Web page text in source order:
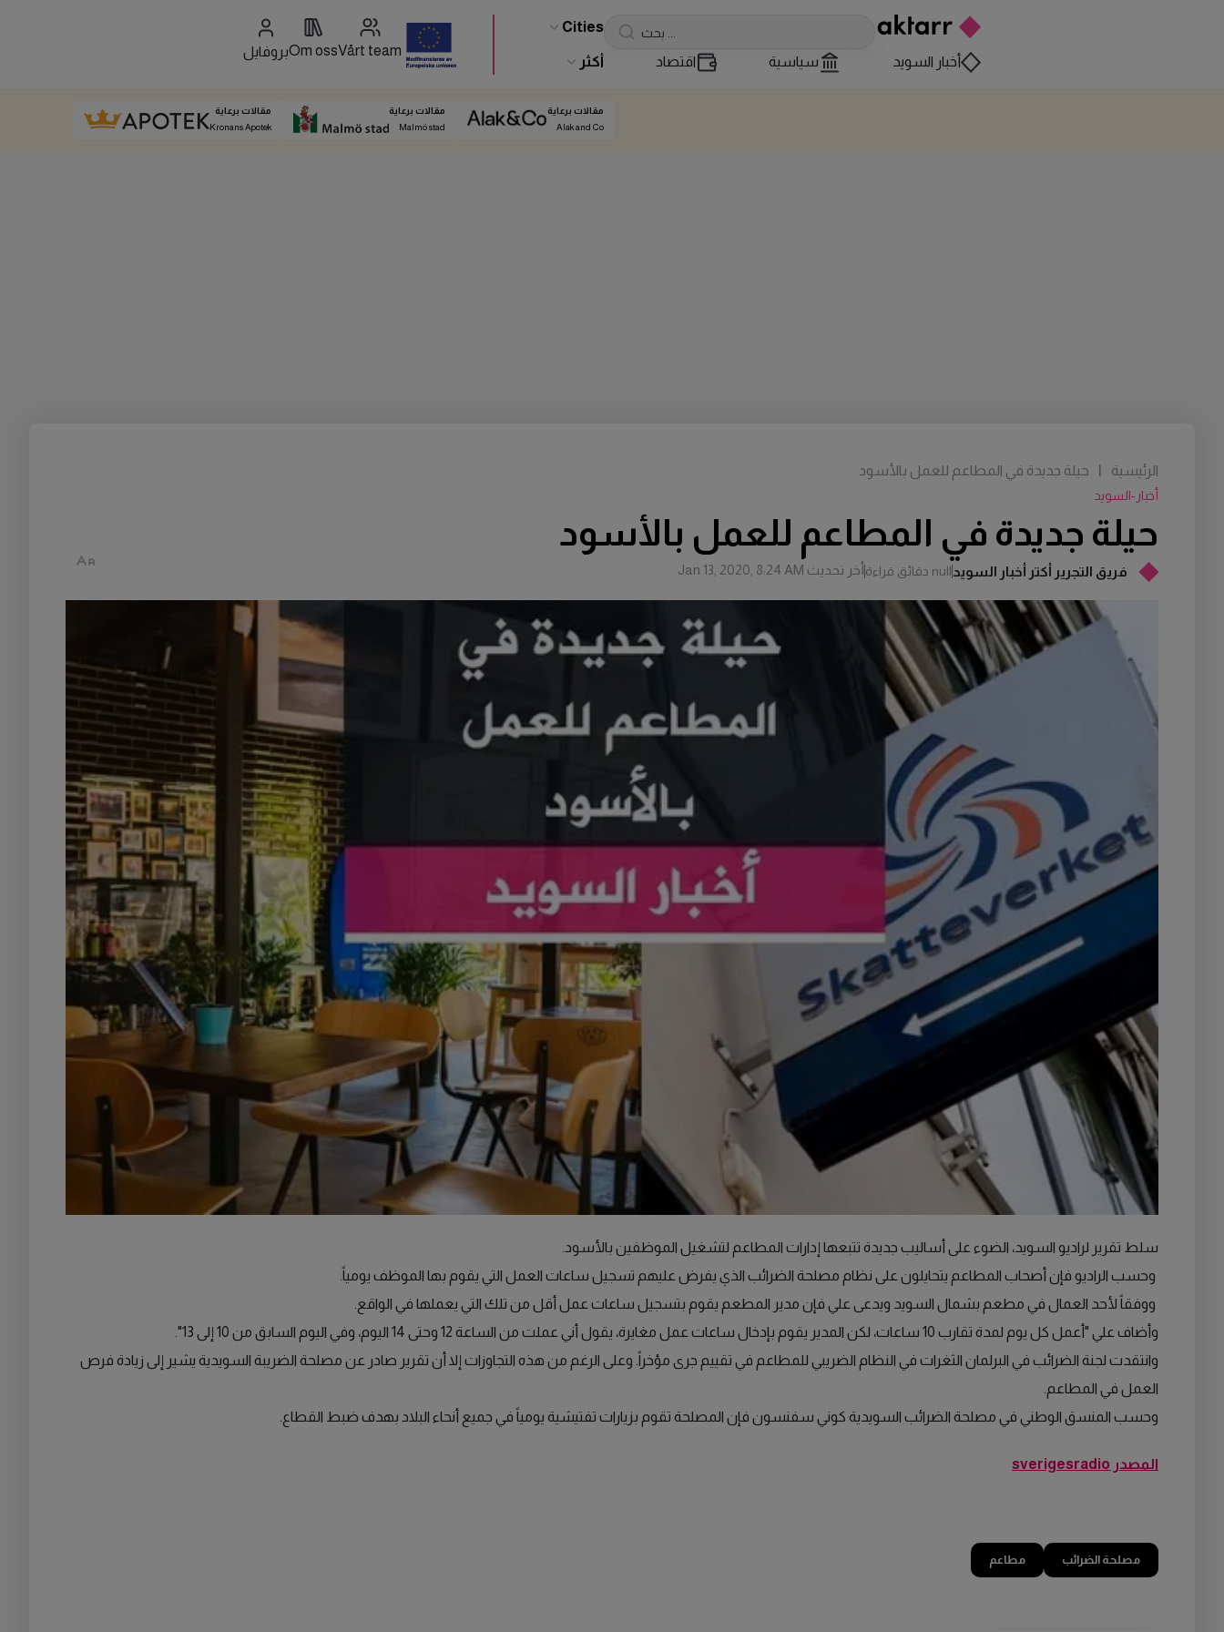
Cities
أخبار السويد سياسية اقتصاد أكثر
Vårt team
Om ossبروفايل
مقالات برعاية
Alak and Co
مقالات برعاية
Malmö stad
مقالات برعاية
Kronans Apotek
فريق التجرير أكتر أخبار السويدnull دقائق قراءة أخر تحديث Jan 13, 2020, 8:24 AM
حيلة جديدة في المطاعم للعمل بالأسود
أخبار-السويد
الرئيسية حيلة جديدة في المطاعم للعمل بالأسود
سلط تقرير لراديو السويد، الضوء على أساليب جديدة تتبعها إدارات المطاعم لتشغيل الموظفين بالأسود.
وحسب الراديو فإن أصحاب المطاعم يتحايلون على نظام مصلحة الضرائب الذي يفرض عليهم تسجيل ساعات العمل التي يقوم بها الموظف يومياً.
ووفقاً لأحد العمال في مطعم بشمال السويد ويدعى علي فإن مدير المطعم يقوم بتسجيل ساعات عمل أقل من تلك التي يعملها في الواقع.
وأضاف علي "أعمل كل يوم لمدة تقارب 10 ساعات، لكن المدير يقوم بإدخال ساعات عمل مغايرة، يقول أني عملت من الساعة 12 وحتى 14 اليوم، وفي اليوم السابق من 10 إلى 13".
وانتقدت لجنة الضرائب في البرلمان الثغرات في النظام الضريبي للمطاعم في تقييم جرى مؤخراً. وعلى الرغم من هذه التجاوزات إلا أن تقرير صادر عن مصلحة الضريبة السويدية يشير إلى زيادة فرص
العمل في المطاعم.
وحسب المنسق الوطني في مصلحة الضرائب السويدية كوني سفنسون فإن المصلحة تقوم بزيارات تفتيشية يومياً في جميع أنحاء البلاد بهدف ضبط القطاع.
المصدر sverigesradio
مصلحة الضرائب مطاعم